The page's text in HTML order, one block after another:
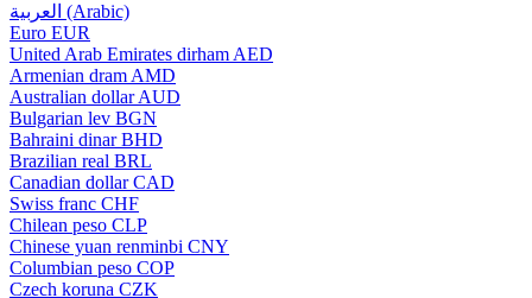
العربية (Arabic)
Euro EUR
United Arab Emirates dirham AED
Armenian dram AMD
Australian dollar AUD
Bulgarian lev BGN
Bahraini dinar BHD
Brazilian real BRL
Canadian dollar CAD
Swiss franc CHF
Chilean peso CLP
Chinese yuan renminbi CNY
Columbian peso COP
Czech koruna CZK